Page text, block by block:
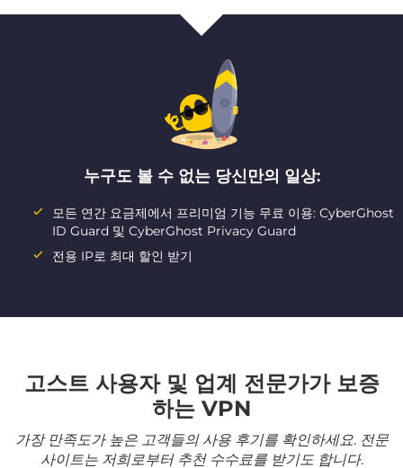
누구도 볼 수 없는 당신만의 일상:
모든 연간 요금제에서 프리미엄 기능 무료 이용: CyberGhost
ID Guard 및 CyberGhost Privacy Guard
전용 IP로 최대 할인 받기
고스트 사용자 및 업계 전문가가 보증
하는 VPN
가장 만족도가 높은 고객들의 사용 후기를 확인하세요. 전문
사이트는 저희로부터 추천 수수료를 받기도 합니다.